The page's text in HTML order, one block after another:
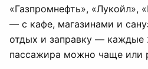
«Газпромнефть», «Лукойл»,
— с кафе, магазинами и
отдых и заправку — каждые
пассажира можно чаще или